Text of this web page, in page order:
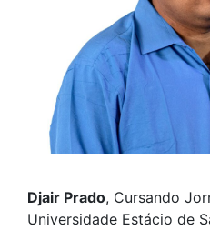
Djair Prado, Cursando
Universidade Estácio de